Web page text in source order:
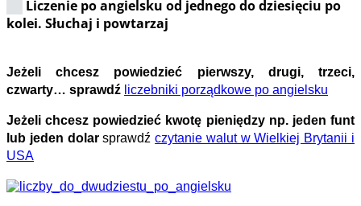
Liczenie po angielsku od jednego do dziesięciu po
kolei. Słuchaj i powtarzaj
Jeżeli chcesz powiedzieć pierwszy, drugi, trzeci,
czwarty… sprawdź liczebniki porządkowe po angielsku
Jeżeli chcesz powiedzieć kwotę pieniędzy np. jeden funt
lub jeden dolarsprawdźczytanie walut w Wielkiej Brytanii i
USA